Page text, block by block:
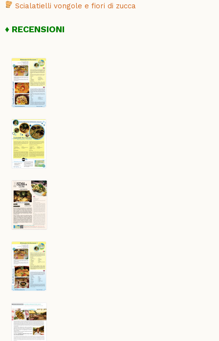
Scialatielli vongole e fiori di zucca
RECENSIONI